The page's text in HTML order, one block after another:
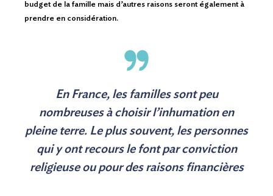
budget de la famille mais d’autres raisons seront également à
prendre en considération.
En France, les familles sont peu
nombreuses à choisir l’inhumation en
pleine terre. Le plus souvent, les personnes
qui y ont recours le font par conviction
religieuse ou pour des raisons financières